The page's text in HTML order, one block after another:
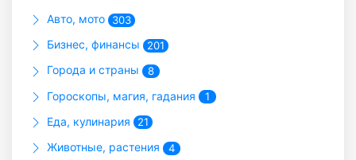
Авто, мото 303
Бизнес, финансы 201
Города и страны 8
Гороскопы, магия, гадания 1
Еда, кулинария 21
Животные, растения 4